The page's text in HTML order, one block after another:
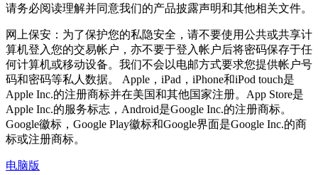
请务必阅读理解并同意我们的产品披露声明和其他相关文件。
网上保安：为了保护您的私隐安全，请不要使用公共或共享计
算机登入您的交易帐户，亦不要于登入帐户后将密码保存于任
何计算机或移动设备。我们不会以电邮方式要求您提供帐户号
码和密码等私人数据。 Apple，iPad，iPhone和iPod touch是
Apple Inc.的注册商标并在美国和其他国家注册。App Store是
Apple Inc.的服务标志，Android是Google Inc.的注册商标。
Google徽标，Google Play徽标和Google界面是Google Inc.的商
标或注册商标。
电脑版